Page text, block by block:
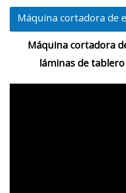
Máquina cortadora de
Máquina cortadora
láminas de